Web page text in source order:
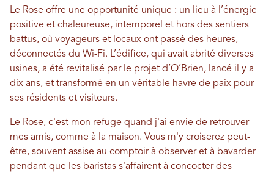
Le Rose offre une opportunité unique : un lieu à l’énergie
positive et chaleureuse, intemporel et hors des sentiers
battus, où voyageurs et locaux ont passé des heures,
déconnectés du Wi-Fi. L’édifice, qui avait abrité diverses
usines, a été revitalisé par le projet d’O’Brien, lancé il y a
dix ans, et transformé en un véritable havre de paix pour
ses résidents et visiteurs.
Le Rose, c'est mon refuge quand j'ai envie de retrouver
mes amis, comme à la maison. Vous m'y croiserez peut-
être, souvent assise au comptoir à observer et à bavarder
pendant que les baristas s'affairent à concocter des